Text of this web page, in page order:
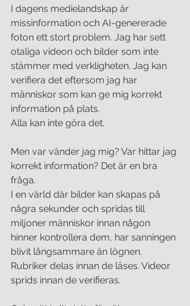
I dagens medielandskap är
missinformation och AI-genererade
foton ett stort problem. Jag har sett
otaliga videon och bilder som inte
stämmer med verkligheten. Jag kan
verifiera det eftersom jag har
människor som kan ge mig korrekt
information på plats.
Alla kan inte göra det.
Men var vänder jag mig? Var hittar jag
korrekt information? Det är en bra
fråga.
I en värld där bilder kan skapas på
några sekunder och spridas till
miljoner människor innan någon
hinner kontrollera dem, har sanningen
blivit långsammare än lögnen.
Rubriker delas innan de läses. Videor
sprids innan de verifieras.